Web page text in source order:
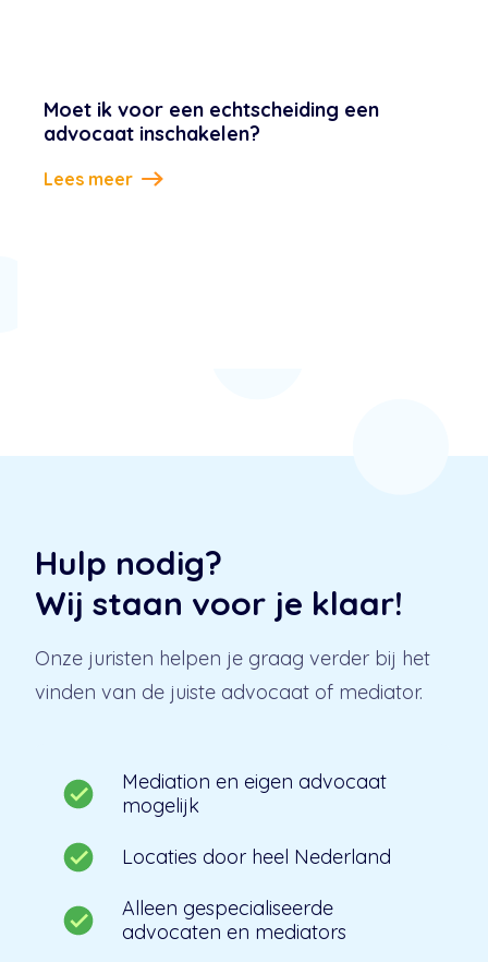
Moet ik voor een echtscheiding een
advocaat inschakelen?
Lees meer
Hulp nodig?
Wij staan voor je klaar!
Onze juristen helpen je graag verder bij het
vinden van de juiste advocaat of mediator.
Mediation en eigen advocaat
mogelijk
Locaties door heel Nederland
Alleen gespecialiseerde
advocaten en mediators